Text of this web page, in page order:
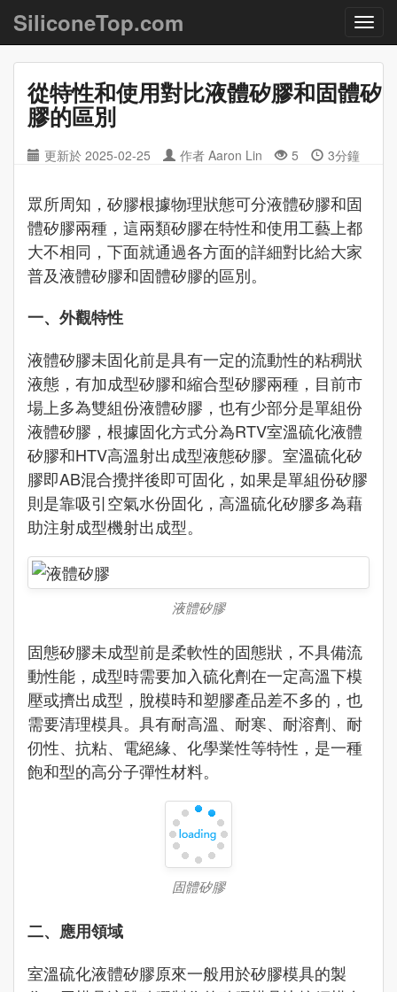
SiliconeTop.com
從特性和使用對比液體矽膠和固體矽
膠的區別
更新於 2025-02-25 作者 Aaron Lin 5 3分鐘
眾所周知，矽膠根據物理狀態可分液體矽膠和固
體矽膠兩種，這兩類矽膠在特性和使用工藝上都
大不相同，下面就通過各方面的詳細對比給大家
普及液體矽膠和固體矽膠的區別。
一、外觀特性
液體矽膠未固化前是具有一定的流動性的粘稠狀
液態，有加成型矽膠和縮合型矽膠兩種，目前市
場上多為雙組份液體矽膠，也有少部分是單組份
液體矽膠，根據固化方式分為RTV室溫硫化液體
矽膠和HTV高溫射出成型液態矽膠。室溫硫化矽
膠即AB混合攪拌後即可固化，如果是單組份矽膠
則是靠吸引空氣水份固化，高溫硫化矽膠多為藉
助注射成型機射出成型。
液體矽膠
固態矽膠未成型前是柔軟性的固態狀，不具備流
動性能，成型時需要加入硫化劑在一定高溫下模
壓或擠出成型，脫模時和塑膠產品差不多的，也
需要清理模具。具有耐高溫、耐寒、耐溶劑、耐
仞性、抗粘、電絕緣、化學業性等特性，是一種
飽和型的高分子彈性材料。
固體矽膠
二、應用領域
室溫硫化液體矽膠原來一般用於矽膠模具的製